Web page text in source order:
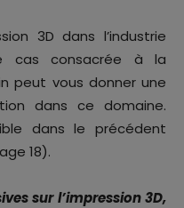
3D dans l’industrie
cas consacrée à la
peut vous donner une
dans ce domaine.
dans le précédent
18).
sur l’impression 3D,